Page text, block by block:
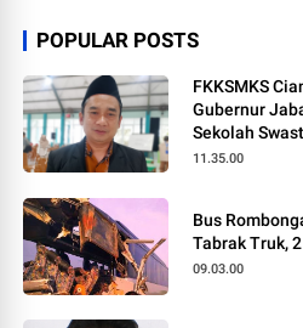
POPULAR POSTS
FKKSMKS
Gubernur
Sekolah
11.35.00
Bus
Tabrak Truk,
09.03.00